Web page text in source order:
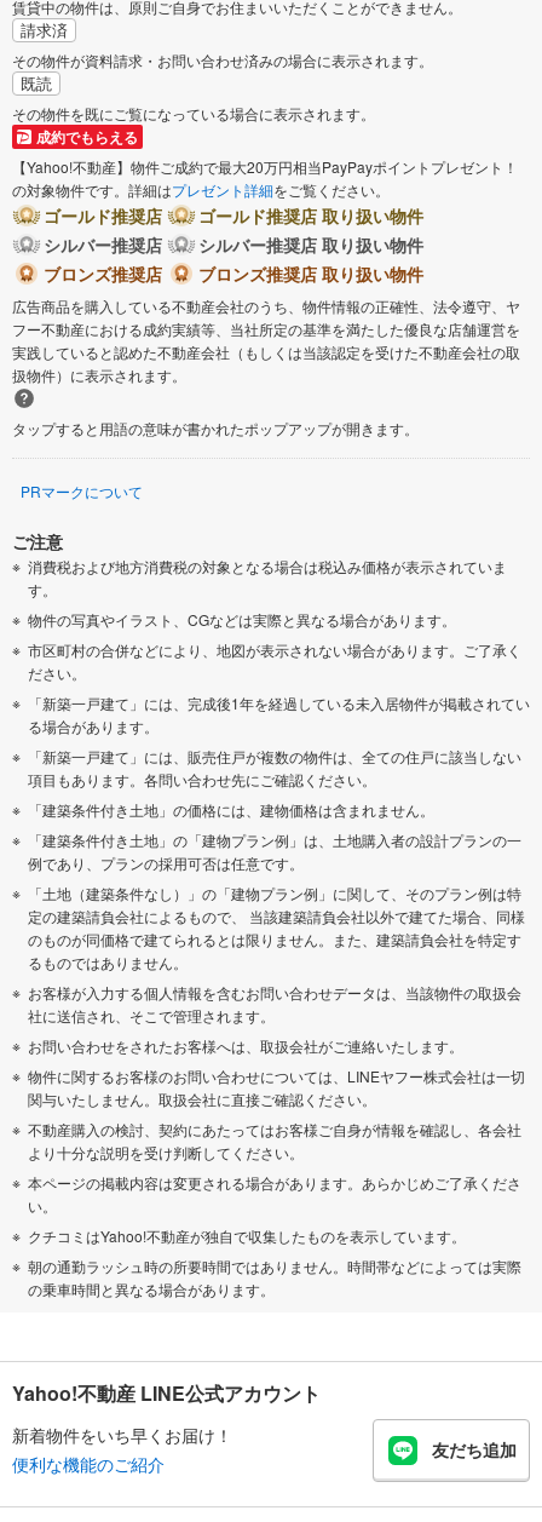
賃貸中の物件は、原則ご自身でお住まいいただくことができません。
請求済
その物件が資料請求・お問い合わせ済みの場合に表示されます。
既読
その物件を既にご覧になっている場合に表示されます。
成約でもらえる
【Yahoo!不動産】物件ご成約で最大20万円相当PayPayポイントプレゼント！
の対象物件です。詳細はプレゼント詳細をご覧ください。
ゴールド推奨店
ゴールド推奨店 取り扱い物件
シルバー推奨店
シルバー推奨店 取り扱い物件
ブロンズ推奨店
ブロンズ推奨店 取り扱い物件
広告商品を購入している不動産会社のうち、物件情報の正確性、法令遵守、ヤ
フー不動産における成約実績等、当社所定の基準を満たした優良な店舗運営を
実践していると認めた不動産会社（もしくは当該認定を受けた不動産会社の取
扱物件）に表示されます。
タップすると用語の意味が書かれたポップアップが開きます。
PRマークについて
ご注意
消費税および地方消費税の対象となる場合は税込み価格が表示されていま
す。
物件の写真やイラスト、CGなどは実際と異なる場合があります。
市区町村の合併などにより、地図が表示されない場合があります。ご了承く
ださい。
「新築一戸建て」には、完成後1年を経過している未入居物件が掲載されてい
る場合があります。
「新築一戸建て」には、販売住戸が複数の物件は、全ての住戸に該当しない
項目もあります。各問い合わせ先にご確認ください。
「建築条件付き土地」の価格には、建物価格は含まれません。
「建築条件付き土地」の「建物プラン例」は、土地購入者の設計プランの一
例であり、プランの採用可否は任意です。
「土地（建築条件なし）」の「建物プラン例」に関して、そのプラン例は特
定の建築請負会社によるもので、 当該建築請負会社以外で建てた場合、同様
のものが同価格で建てられるとは限りません。また、建築請負会社を特定す
るものではありません。
お客様が入力する個人情報を含むお問い合わせデータは、当該物件の取扱会
社に送信され、そこで管理されます。
お問い合わせをされたお客様へは、取扱会社がご連絡いたします。
物件に関するお客様のお問い合わせについては、LINEヤフー株式会社は一切
関与いたしません。取扱会社に直接ご確認ください。
不動産購入の検討、契約にあたってはお客様ご自身が情報を確認し、各会社
より十分な説明を受け判断してください。
本ページの掲載内容は変更される場合があります。あらかじめご了承くださ
い。
クチコミはYahoo!不動産が独自で収集したものを表示しています。
朝の通勤ラッシュ時の所要時間ではありません。時間帯などによっては実際
の乗車時間と異なる場合があります。
Yahoo!不動産 LINE公式アカウント
新着物件をいち早くお届け！
便利な機能のご紹介
友だち追加